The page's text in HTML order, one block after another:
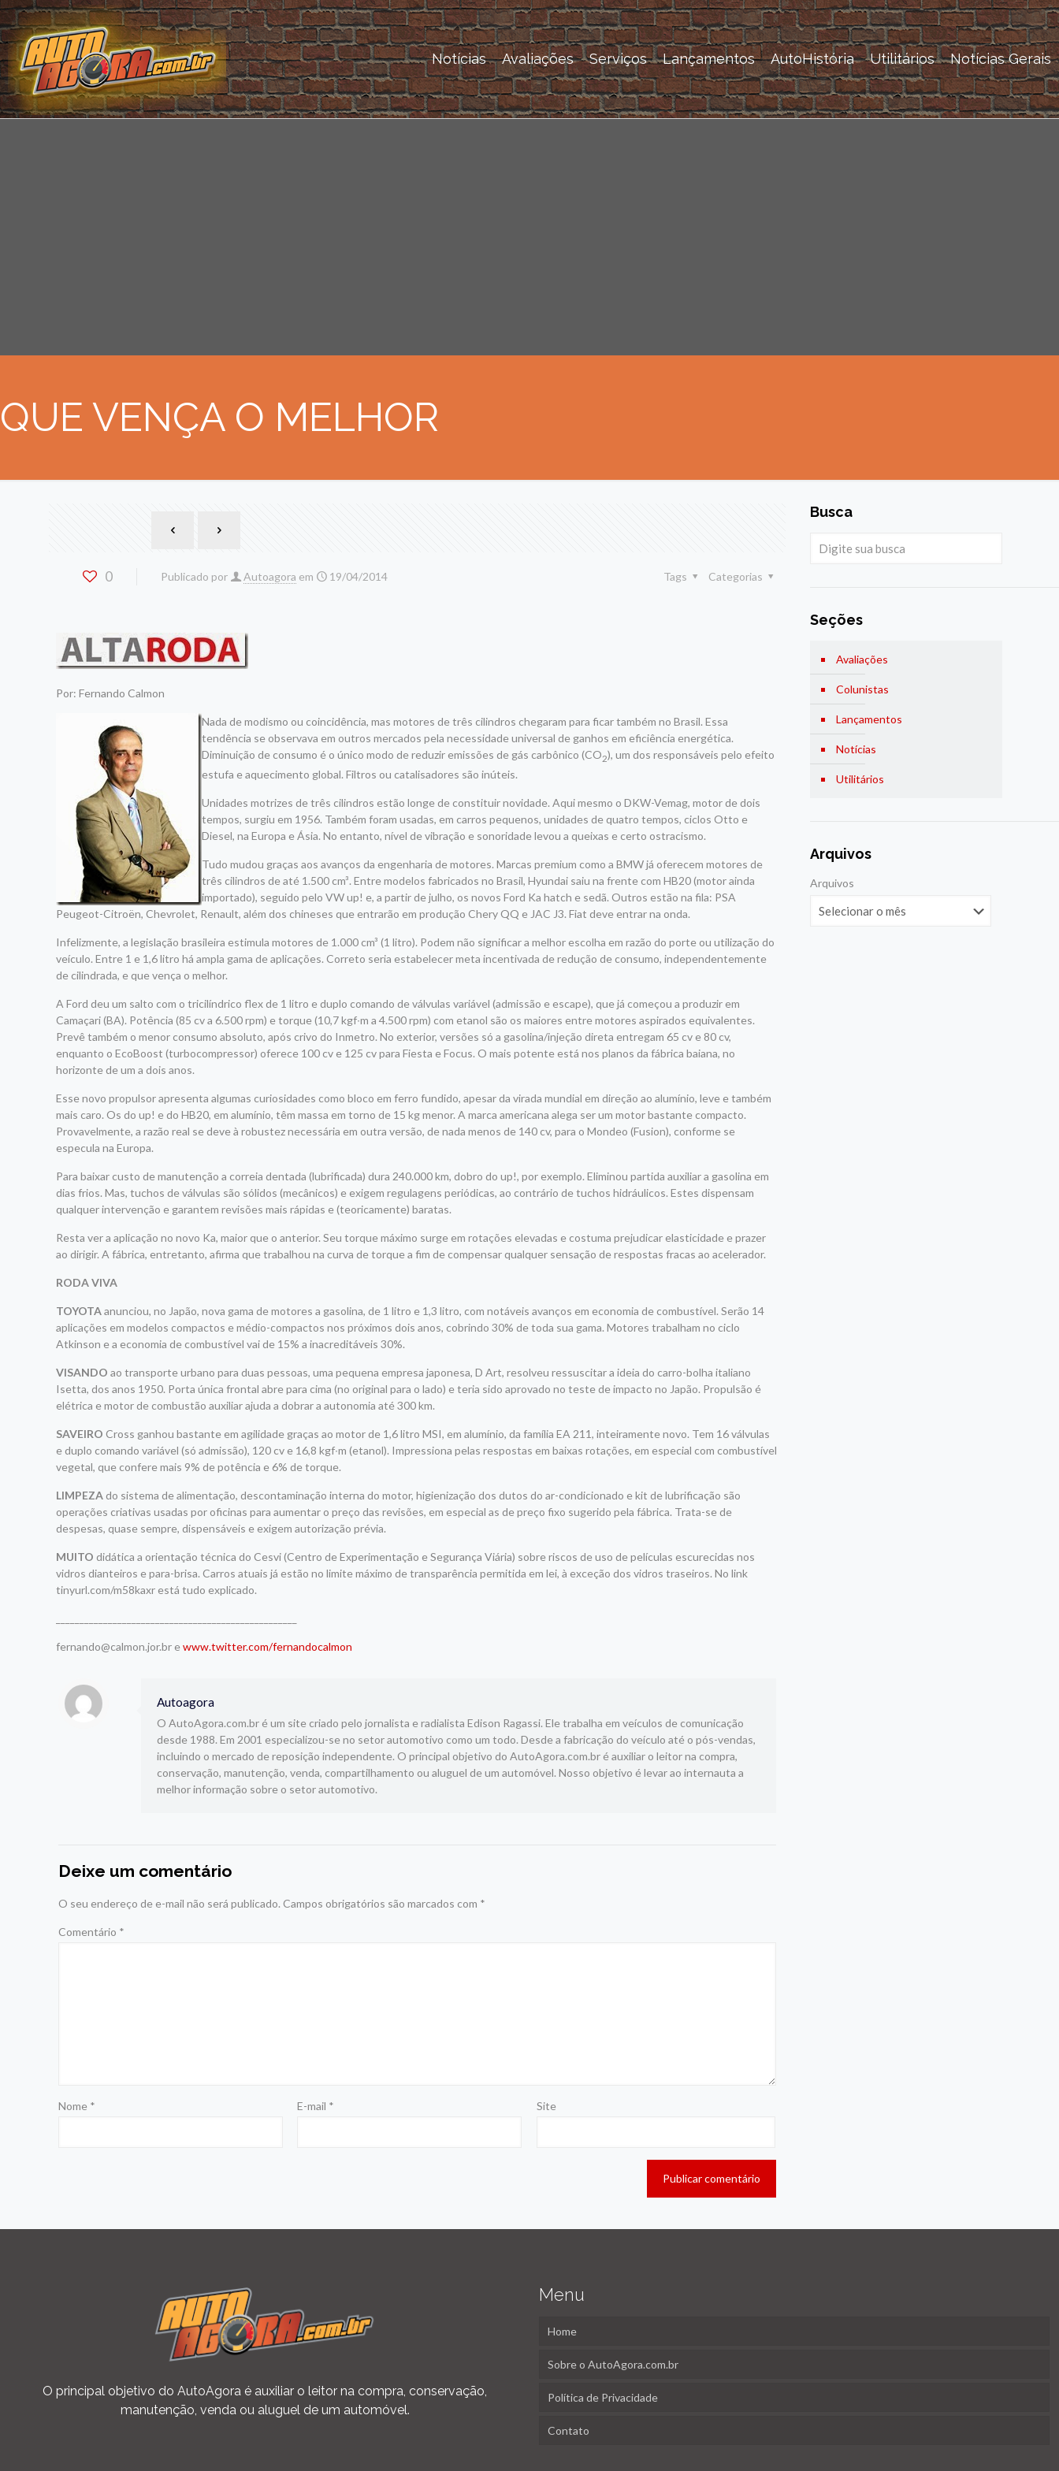
Notícias Avaliações Serviços Lançamentos AutoHistória Utilitários Notícias Gerais
QUE VENÇA O MELHOR
0 Publicado por Autoagora em 19/04/2014 Categorias
Tags
Por: Fernando Calmon
Nada de modismo ou coincidência, mas motores de três cilindros chegaram para ficar também no Brasil. Essa
tendência se observava em outros mercados pela necessidade universal de ganhos em eficiência energética.
Diminuição de consumo é o único modo de reduzir emissões de gás carbônico (CO2), um dos responsáveis pelo efeito
estufa e aquecimento global. Filtros ou catalisadores são inúteis.
Unidades motrizes de três cilindros estão longe de constituir novidade. Aqui mesmo o DKW-Vemag, motor de dois
tempos, surgiu em 1956. Também foram usadas, em carros pequenos, unidades de quatro tempos, ciclos Otto e
Diesel, na Europa e Ásia. No entanto, nível de vibração e sonoridade levou a queixas e certo ostracismo.
Tudo mudou graças aos avanços da engenharia de motores. Marcas premium como a BMW já oferecem motores de
três cilindros de até 1.500 cm³. Entre modelos fabricados no Brasil, Hyundai saiu na frente com HB20 (motor ainda
importado), seguido pelo VW up! e, a partir de julho, os novos Ford Ka hatch e sedã. Outros estão na fila: PSA
Peugeot-Citroën, Chevrolet, Renault, além dos chineses que entrarão em produção Chery QQ e JAC J3. Fiat deve entrar na onda.
Infelizmente, a legislação brasileira estimula motores de 1.000 cm³ (1 litro). Podem não significar a melhor escolha em razão do porte ou utilização do
veículo. Entre 1 e 1,6 litro há ampla gama de aplicações. Correto seria estabelecer meta incentivada de redução de consumo, independentemente
de cilindrada, e que vença o melhor.
A Ford deu um salto com o tricilíndrico flex de 1 litro e duplo comando de válvulas variável (admissão e escape), que já começou a produzir em
Camaçari (BA). Potência (85 cv a 6.500 rpm) e torque (10,7 kgf∙m a 4.500 rpm) com etanol são os maiores entre motores aspirados equivalentes.
Prevê também o menor consumo absoluto, após crivo do Inmetro. No exterior, versões só a gasolina/injeção direta entregam 65 cv e 80 cv,
enquanto o EcoBoost (turbocompressor) oferece 100 cv e 125 cv para Fiesta e Focus. O mais potente está nos planos da fábrica baiana, no
horizonte de um a dois anos.
Esse novo propulsor apresenta algumas curiosidades como bloco em ferro fundido, apesar da virada mundial em direção ao alumínio, leve e também
mais caro. Os do up! e do HB20, em alumínio, têm massa em torno de 15 kg menor. A marca americana alega ser um motor bastante compacto.
Provavelmente, a razão real se deve à robustez necessária em outra versão, de nada menos de 140 cv, para o Mondeo (Fusion), conforme se
especula na Europa.
Para baixar custo de manutenção a correia dentada (lubrificada) dura 240.000 km, dobro do up!, por exemplo. Eliminou partida auxiliar a gasolina em
dias frios. Mas, tuchos de válvulas são sólidos (mecânicos) e exigem regulagens periódicas, ao contrário de tuchos hidráulicos. Estes dispensam
qualquer intervenção e garantem revisões mais rápidas e (teoricamente) baratas.
Resta ver a aplicação no novo Ka, maior que o anterior. Seu torque máximo surge em rotações elevadas e costuma prejudicar elasticidade e prazer
ao dirigir. A fábrica, entretanto, afirma que trabalhou na curva de torque a fim de compensar qualquer sensação de respostas fracas ao acelerador.
RODA VIVA
TOYOTAanunciou, no Japão, nova gama de motores a gasolina, de 1 litro e 1,3 litro, com notáveis avanços em economia de combustível. Serão 14
aplicações em modelos compactos e médio-compactos nos próximos dois anos, cobrindo 30% de toda sua gama. Motores trabalham no ciclo
Atkinson e a economia de combustível vai de 15% a inacreditáveis 30%.
VISANDO ao transporte urbano para duas pessoas, uma pequena empresa japonesa, D Art, resolveu ressuscitar a ideia do carro-bolha italiano
Isetta, dos anos 1950. Porta única frontal abre para cima (no original para o lado) e teria sido aprovado no teste de impacto no Japão. Propulsão é
elétrica e motor de combustão auxiliar ajuda a dobrar a autonomia até 300 km.
SAVEIRO Cross ganhou bastante em agilidade graças ao motor de 1,6 litro MSI, em alumínio, da família EA 211, inteiramente novo. Tem 16 válvulas
e duplo comando variável (só admissão), 120 cv e 16,8 kgf∙m (etanol). Impressiona pelas respostas em baixas rotações, em especial com combustível
vegetal, que confere mais 9% de potência e 6% de torque.
LIMPEZAdo sistema de alimentação, descontaminação interna do motor, higienização dos dutos do ar-condicionado e kit de lubrificação são
operações criativas usadas por oficinas para aumentar o preço das revisões, em especial as de preço fixo sugerido pela fábrica. Trata-se de
despesas, quase sempre, dispensáveis e exigem autorização prévia.
MUITO didática a orientação técnica do Cesvi (Centro de Experimentação e Segurança Viária) sobre riscos de uso de películas escurecidas nos
vidros dianteiros e para-brisa. Carros atuais já estão no limite máximo de transparência permitida em lei, à exceção dos vidros traseiros. No link
tinyurl.com/m58kaxr está tudo explicado.
fernando@calmon.jor.br ewww.twitter.com/fernandocalmon
Autoagora
O AutoAgora.com.br é um site criado pelo jornalista e radialista Edison Ragassi. Ele trabalha em veículos de comunicação
desde 1988. Em 2001 especializou-se no setor automotivo como um todo. Desde a fabricação do veículo até o pós-vendas,
incluindo o mercado de reposição independente. O principal objetivo do AutoAgora.com.br é auxiliar o leitor na compra,
conservação, manutenção, venda, compartilhamento ou aluguel de um automóvel. Nosso objetivo é levar ao internauta a
melhor informação sobre o setor automotivo.
Deixe um comentário
O seu endereço de e-mail não será publicado. Campos obrigatórios são marcados com *
Comentário *
Nome * E-mail * Site
Busca
Seções
Avaliações
Colunistas
Lançamentos
Notícias
Utilitários
Arquivos
Arquivos
O principal objetivo do AutoAgora é auxiliar o leitor na compra, conservação,
manutenção, venda ou aluguel de um automóvel.
Menu
Home
Sobre o AutoAgora.com.br
Política de Privacidade
Contato